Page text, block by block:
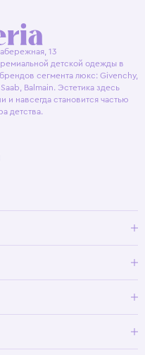
13
детской одежды в
сегмента люкс: Givenchy,
Balmain. Эстетика здесь
навсегда становится частью
детства.